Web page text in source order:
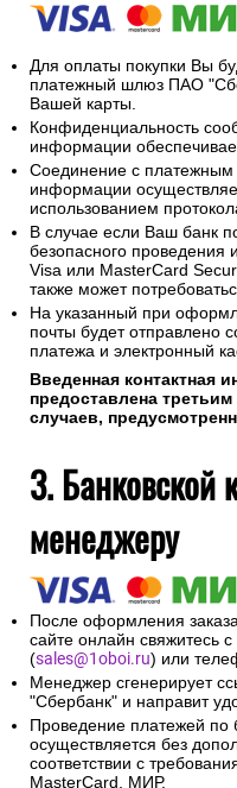
Для оплаты покупки Вы
платежный шлюз ПАО
Вашей карты.
Конфиденциальность
информации
Соединение с
информации
использованием
В случае если Ваш банк
безопасного проведения
Visa или MasterCard
также может
На указанный при
почты будет отправлено
платежа и электронный
Введенная контактная
предоставлена
случаев,
3. Банковской
менеджеру
После оформления
сайте онлайн свяжитесь
(sales@1oboi.ru) или
Менеджер сгенерирует
"Сбербанк" и направит
Проведение платежей по
осуществляется без
соответствии с
MasterCard, МИР.